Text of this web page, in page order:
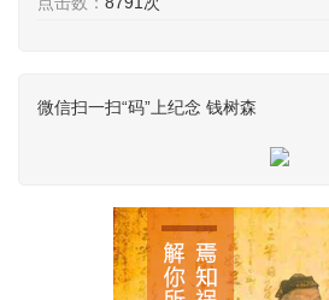
微信扫一扫“码”上纪念 钱树森